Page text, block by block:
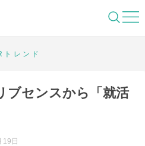
歩先を照らすメディ
トレンド
ブセンスから「就活
日